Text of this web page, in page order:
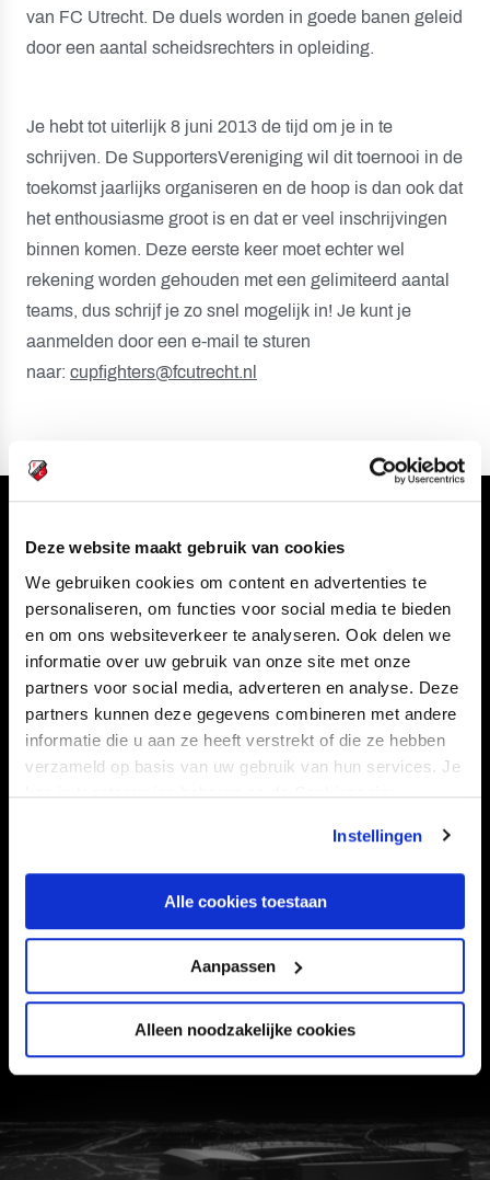
Deze website maakt gebruik van cookies
We gebruiken cookies om content en advertenties te
personaliseren, om functies voor social media te bieden
en om ons websiteverkeer te analyseren. Ook delen we
informatie over uw gebruik van onze site met onze
partners voor social media, adverteren en analyse. Deze
partners kunnen deze gegevens combineren met andere
informatie die u aan ze heeft verstrekt of die ze hebben
verzameld op basis van uw gebruik van hun services. Je
kan je toestemming beheren op de Cookiepagina.
Instellingen
Alle cookies toestaan
Aanpassen
Alleen noodzakelijke cookies
van FC Utrecht. De duels worden in goede banen geleid
door een aantal scheidsrechters in opleiding.
Je hebt tot uiterlijk 8 juni 2013 de tijd om je in te
schrijven. De SupportersVereniging wil dit toernooi in de
toekomst jaarlijks organiseren en de hoop is dan ook dat
het enthousiasme groot is en dat er veel inschrijvingen
binnen komen. Deze eerste keer moet echter wel
rekening worden gehouden met een gelimiteerd aantal
teams, dus schrijf je zo snel mogelijk in! Je kunt je
aanmelden door een e-mail te sturen
naar: cupfighters@fcutrecht.nl
Navigeer naar
CLUB
TEAMS
STADION
KAARTVERKOOP
BUSINESS
Informatie
CONTACT
VERTROUWENSPERSOON
FC Utrecht<br>vanuit<br>het